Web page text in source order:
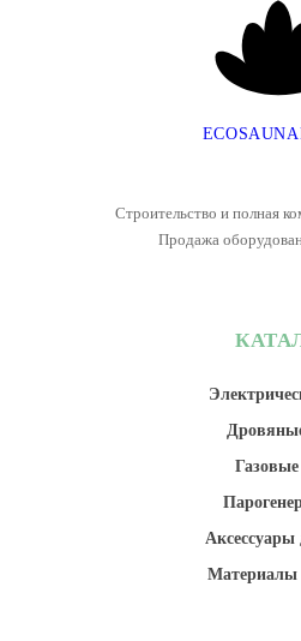
ECOSAUNA
Строительство и полная
Продажа
Аксессуары
Материалы